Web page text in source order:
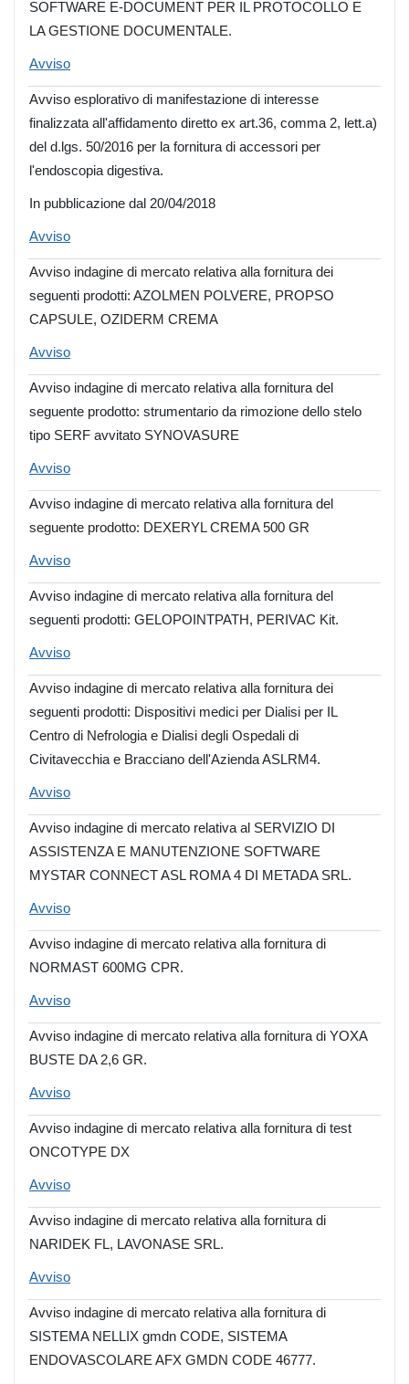
SOFTWARE E-DOCUMENT PER IL PROTOCOLLO E
LA GESTIONE DOCUMENTALE.
Avviso
Avviso esplorativo di manifestazione di interesse
finalizzata all'affidamento diretto ex art.36, comma 2, lett.a)
del d.lgs. 50/2016 per la fornitura di accessori per
l'endoscopia digestiva.
In pubblicazione dal 20/04/2018
Avviso
Avviso indagine di mercato relativa alla fornitura dei
seguenti prodotti: AZOLMEN POLVERE, PROPSO
CAPSULE, OZIDERM CREMA
Avviso
Avviso indagine di mercato relativa alla fornitura del
seguente prodotto: strumentario da rimozione dello stelo
tipo SERF avvitato SYNOVASURE
Avviso
Avviso indagine di mercato relativa alla fornitura del
seguente prodotto: DEXERYL CREMA 500 GR
Avviso
Avviso indagine di mercato relativa alla fornitura del
seguenti prodotti: GELOPOINTPATH, PERIVAC Kit.
Avviso
Avviso indagine di mercato relativa alla fornitura dei
seguenti prodotti: Dispositivi medici per Dialisi per IL
Centro di Nefrologia e Dialisi degli Ospedali di
Civitavecchia e Bracciano dell'Azienda ASLRM4.
Avviso
Avviso indagine di mercato relativa al SERVIZIO DI
ASSISTENZA E MANUTENZIONE SOFTWARE
MYSTAR CONNECT ASL ROMA 4 DI METADA SRL.
Avviso
Avviso indagine di mercato relativa alla fornitura di
NORMAST 600MG CPR.
Avviso
Avviso indagine di mercato relativa alla fornitura di YOXA
BUSTE DA 2,6 GR.
Avviso
Avviso indagine di mercato relativa alla fornitura di test
ONCOTYPE DX
Avviso
Avviso indagine di mercato relativa alla fornitura di
NARIDEK FL, LAVONASE SRL.
Avviso
Avviso indagine di mercato relativa alla fornitura di
SISTEMA NELLIX gmdn CODE, SISTEMA
ENDOVASCOLARE AFX GMDN CODE 46777.